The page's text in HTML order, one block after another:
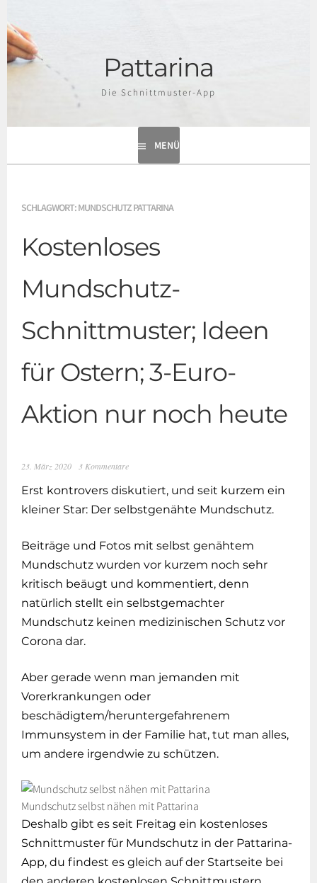
zum
Inhalt
Pattarina
Die Schnittmuster-App
MENÜ
SCHLAGWORT:MUNDSCHUTZ PATTARINA
Kostenloses
Mundschutz-
Schnittmuster; Ideen
für Ostern; 3-Euro-
Aktion nur noch heute
23. März 2020 3 Kommentare
Erst kontrovers diskutiert, und seit kurzem ein
kleiner Star: Der selbstgenähte Mundschutz.
Beiträge und Fotos mit selbst genähtem
Mundschutz wurden vor kurzem noch sehr
kritisch beäugt und kommentiert, denn
natürlich stellt ein selbstgemachter
Mundschutz keinen medizinischen Schutz vor
Corona dar.
Aber gerade wenn man jemanden mit
Vorerkrankungen oder
beschädigtem/heruntergefahrenem
Immunsystem in der Familie hat, tut man alles,
um andere irgendwie zu schützen.
Mundschutz selbst nähen mit Pattarina
Deshalb gibt es seit Freitag ein kostenloses
Schnittmuster für Mundschutz in der Pattarina-
App, du findest es gleich auf der Startseite bei